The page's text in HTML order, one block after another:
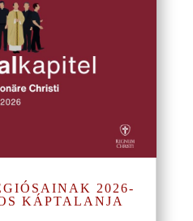
2026-
KÁPTALANJA